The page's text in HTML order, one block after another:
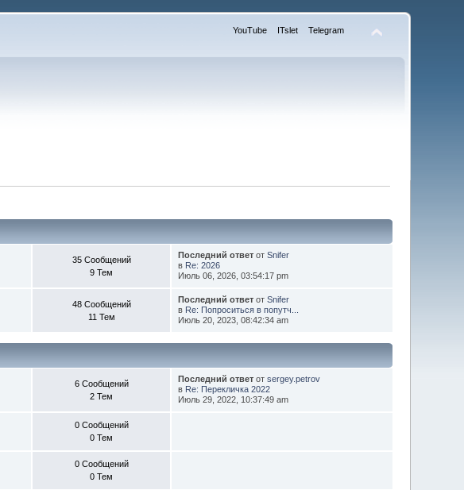
YouTube ITslet Telegram
35 Сообщений
9 Тем
Последний ответот Snifer
в Re: 2026
Июль 06, 2026, 03:54:17 pm
48 Сообщений
11 Тем
Последний ответот Snifer
в Re: Попроситься в попутч...
Июль 20, 2023, 08:42:34 am
6 Сообщений
2 Тем
Последний ответот sergey.petrov
в Re: Перекличка 2022
Июль 29, 2022, 10:37:49 am
0 Сообщений
0 Тем
0 Сообщений
0 Тем